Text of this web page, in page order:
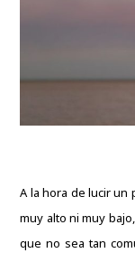
A la hora de lucir un
muy alto ni muy
que no sea tan